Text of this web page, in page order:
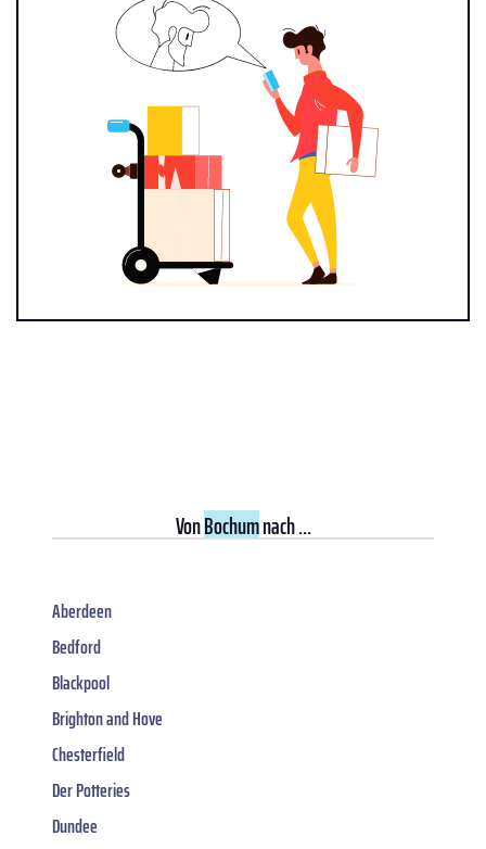
VonBochumnach ...
Aberdeen
Bedford
Blackpool
Brighton and Hove
Chesterfield
Der Potteries
Dundee